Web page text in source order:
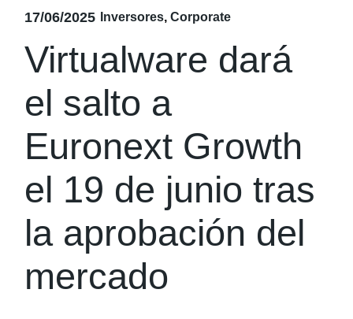
17/06/2025 Inversores Corporate
Virtualware dará
el salto a
Euronext Growth
el 19 de junio tras
la aprobación del
mercado